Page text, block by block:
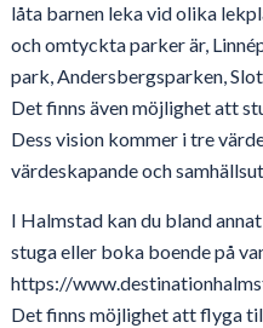
låta barnen leka vid olika
och omtyckta parker är,
park, Andersbergsparken,
Det finns även möjlighet att
Dess vision kommer i tre
värdeskapande och
I Halmstad kan du bland
stuga eller boka boende på
https://
Det finns möjlighet att flyga